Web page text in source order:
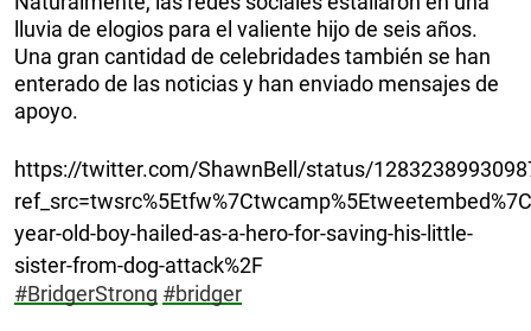
lluvia de elogios para el valiente hijo de seis años.
Una gran cantidad de celebridades también se han
enterado de las noticias y han enviado mensajes de
apoyo.
https://twitter.com/ShawnBell/status/
year-old-boy-hailed-as-a-hero-for-saving-his-little-
sister-from-dog-attack%2F
#BridgerStrong #bridger